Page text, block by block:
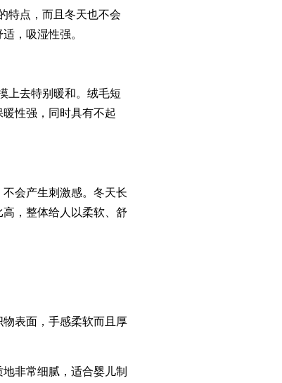
点，而且冬天也不会
，吸湿性强。
去特别暖和。绒毛短
性强，同时具有不起
会产生刺激感。冬天长
，整体给人以柔软、舒
表面，手感柔软而且厚
非常细腻，适合婴儿制